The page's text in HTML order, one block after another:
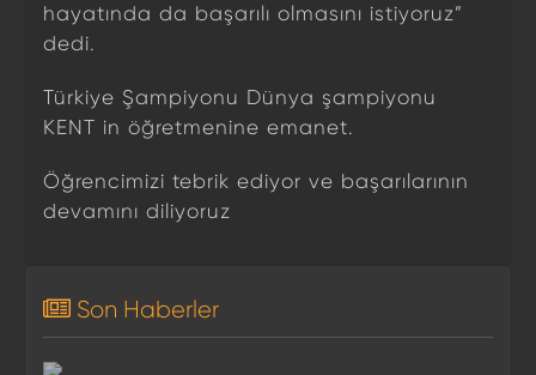
hayatında da başarılı olmasını istiyoruz”
dedi.
Türkiye Şampiyonu Dünya şampiyonu
KENT in öğretmenine emanet.
Öğrencimizi tebrik ediyor ve başarılarının
devamını diliyoruz
Son Haberler